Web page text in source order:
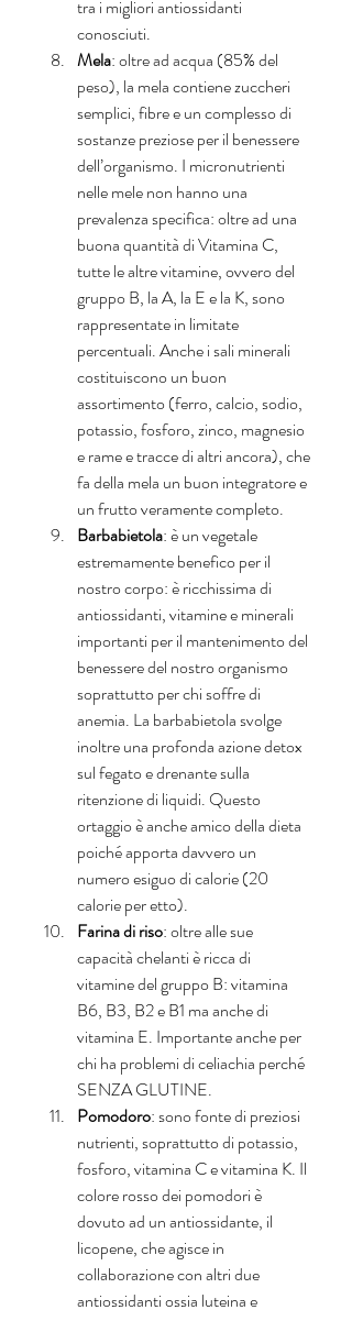
tra i migliori antiossidanti
conosciuti.
Mela: oltre ad acqua (85% del
peso), la mela contiene zuccheri
semplici, fibre e un complesso di
sostanze preziose per il benessere
dell’organismo. I micronutrienti
nelle mele non hanno una
prevalenza specifica: oltre ad una
buona quantità di Vitamina C,
tutte le altre vitamine, ovvero del
gruppo B, la A, la E e la K, sono
rappresentate in limitate
percentuali. Anche i sali minerali
costituiscono un buon
assortimento (ferro, calcio, sodio,
potassio, fosforo, zinco, magnesio
e rame e tracce di altri ancora), che
fa della mela un buon integratore e
un frutto veramente completo.
Barbabietola: è un vegetale
estremamente benefico per il
nostro corpo: è ricchissima di
antiossidanti, vitamine e minerali
importanti per il mantenimento del
benessere del nostro organismo
soprattutto per chi soffre di
anemia. La barbabietola svolge
inoltre una profonda azione detox
sul fegato e drenante sulla
ritenzione di liquidi. Questo
ortaggio è anche amico della dieta
poiché apporta davvero un
numero esiguo di calorie (20
calorie per etto).
Farina di riso: oltre alle sue
capacità chelanti è ricca di
vitamine del gruppo B: vitamina
B6, B3, B2 e B1 ma anche di
vitamina E. Importante anche per
chi ha problemi di celiachia perché
SENZA GLUTINE.
Pomodoro: sono fonte di preziosi
nutrienti, soprattutto di potassio,
fosforo, vitamina C e vitamina K. Il
colore rosso dei pomodori è
dovuto ad un antiossidante, il
licopene, che agisce in
collaborazione con altri due
antiossidanti ossia luteina e